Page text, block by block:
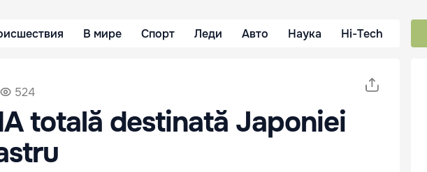
В мире Спорт Леди Авто Наука Hi-Tech
524
totală destinată Japoniei